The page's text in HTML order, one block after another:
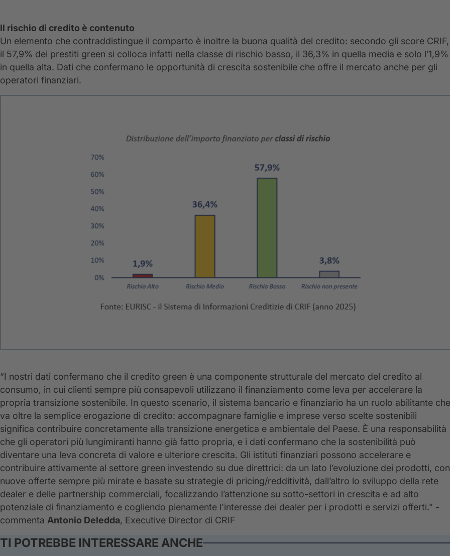
Il rischio di credito è contenuto
Un elemento che contraddistingue il comparto è inoltre la buona qualità del credito: secondo gli score CRIF,
il 57,9% dei prestiti green si colloca infatti nella classe di rischio basso, il 36,3% in quella media e solo l’1,9%
in quella alta. Dati che confermano le opportunità di crescita sostenibile che offre il mercato anche per gli
operatori finanziari.
“I nostri dati confermano che il credito green è una componente strutturale del mercato del credito al
consumo, in cui clienti sempre più consapevoli utilizzano il finanziamento come leva per accelerare la
propria transizione sostenibile. In questo scenario, il sistema bancario e finanziario ha un ruolo abilitante che
va oltre la semplice erogazione di credito: accompagnare famiglie e imprese verso scelte sostenibili
significa contribuire concretamente alla transizione energetica e ambientale del Paese. È una responsabilità
che gli operatori più lungimiranti hanno già fatto propria, e i dati confermano che la sostenibilità può
diventare una leva concreta di valore e ulteriore crescita. Gli istituti finanziari possono accelerare e
contribuire attivamente al settore green investendo su due direttrici: da un lato l’evoluzione dei prodotti, con
nuove offerte sempre più mirate e basate su strategie di pricing/redditività, dall’altro lo sviluppo della rete
dealer e delle partnership commerciali, focalizzando l’attenzione su sotto-settori in crescita e ad alto
potenziale di finanziamento e cogliendo pienamente l'interesse dei dealer per i prodotti e servizi offerti.” -
commenta Antonio Deledda, Executive Director di CRIF
TI POTREBBE INTERESSARE ANCHE